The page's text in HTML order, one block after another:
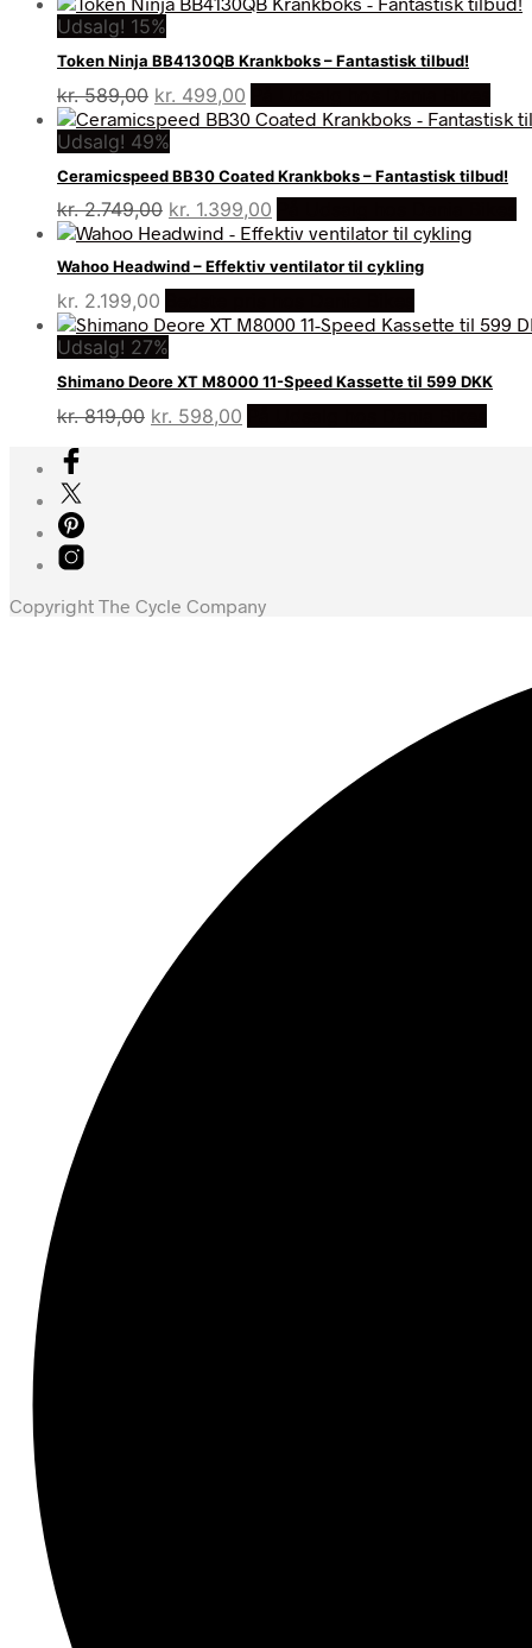
Udsalg! 15%
Token Ninja BB4130QB Krankboks – Fantastisk tilbud!
kr.589,00 Den
oprindelige
pris
var:
kr. 589,00.
kr. 499,00
aktuelle
kr. 499,00.
Udsalg! 49%
Ceramicspeed BB30 Coated Krankboks – Fantastisk tilbud!
kr.2.749,00 Den
oprindelige
pris
var:
kr. 1.399,00
aktuelle
pris
er:
Wahoo Headwind – Effektiv ventilator til cykling
kr. 2.199,00
Udsalg! 27%
Shimano Deore XT M8000 11-Speed Kassette til 599 DKK
kr.819,00 Den
kr. 598,00
Copyright The Cycle Company